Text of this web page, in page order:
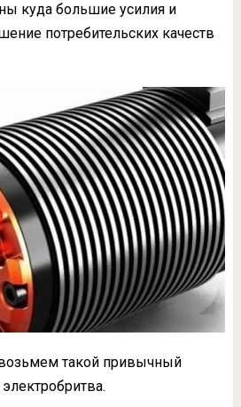
куда большие усилия и
потребительских качеств
такой привычный